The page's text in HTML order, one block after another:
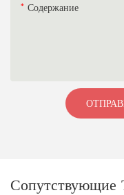
Содержание
Сопутствующие